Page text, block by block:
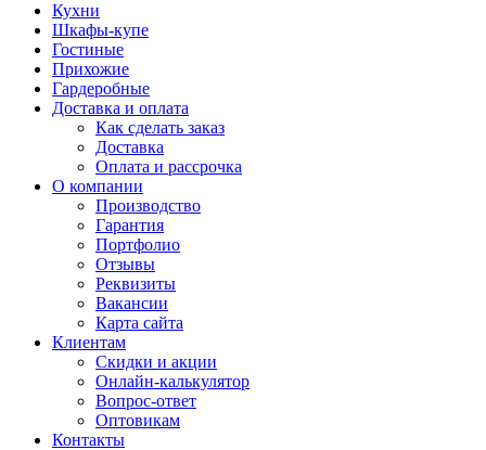
Кухни
Шкафы-купе
Гостиные
Прихожие
Гардеробные
Доставка и оплата
Как сделать заказ
Доставка
Оплата и рассрочка
О компании
Производство
Гарантия
Портфолио
Отзывы
Реквизиты
Вакансии
Карта сайта
Клиентам
Скидки и акции
Онлайн-калькулятор
Вопрос-ответ
Оптовикам
Контакты